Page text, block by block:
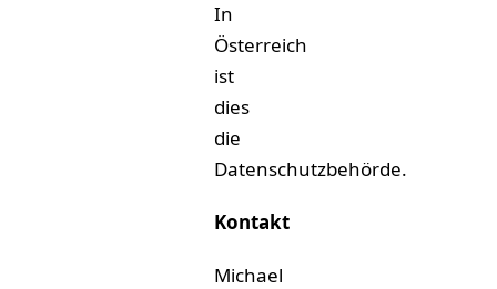
In
Österreich
ist
dies
die
Datenschutzbehörde.
Kontakt
Michael